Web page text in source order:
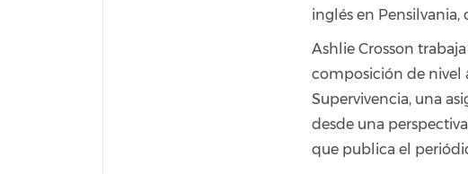
inglés en
Ashlie Crosson
composición de nivel
Supervivencia, una
desde una
que publica el